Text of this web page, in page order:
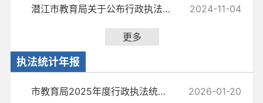
潜江市教育局关于公布行政执法投诉举报方式的公告 2024-11-04
更多
执法统计年报
市教育局2025年度行政执法统计年报 2026-01-20